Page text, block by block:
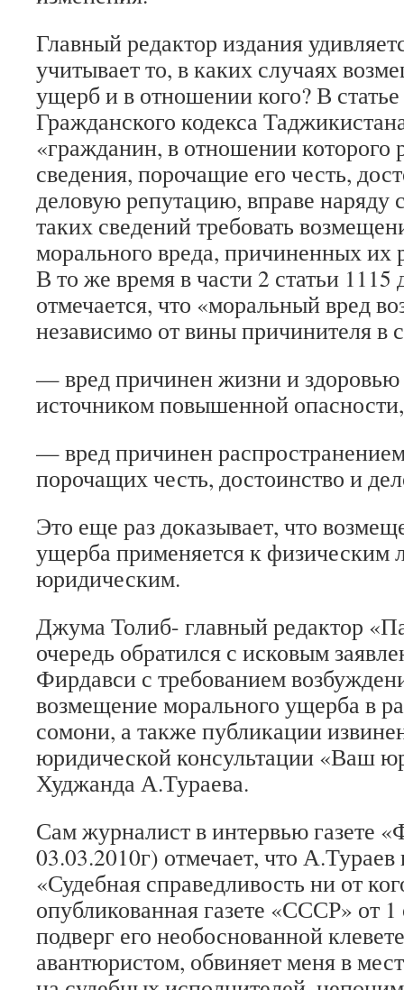
Главный редактор издания
учитывает то, в каких случаях
ущерб и в отношении кого? В
Гражданского кодекса
«гражданин, в отношении которого
сведения, порочащие его честь,
деловую репутацию, вправе наряду
таких сведений требовать
морального вреда, причиненных их
В то же время в части 2 статьи 1115
отмечается, что «моральный вред
независимо от вины причинителя в
— вред причинен жизни и
источником повышенной опасности,
— вред причинен
порочащих честь, достоинство и
Это еще раз доказывает, что
ущерба применяется к физическим
юридическим.
Джума Толиб- главный редактор
очередь обратился с исковым
Фирдавси с требованием
возмещение морального ущерба в
сомони, а также публикации
юридической консультации «Ваш
Худжанда А.Тураева.
Сам журналист в интервью газете
03.03.2010г) отмечает, что
«Судебная справедливость ни от
опубликованная газете «СССР» от 1
подверг его необоснованной
авантюристом, обвиняет меня в